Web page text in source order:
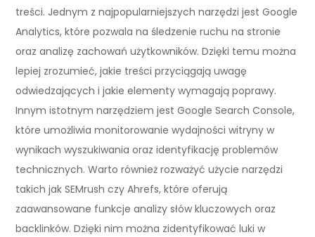
treści. Jednym z najpopularniejszych narzędzi jest Google
Analytics, które pozwala na śledzenie ruchu na stronie
oraz analizę zachowań użytkowników. Dzięki temu można
lepiej zrozumieć, jakie treści przyciągają uwagę
odwiedzających i jakie elementy wymagają poprawy.
Innym istotnym narzędziem jest Google Search Console,
które umożliwia monitorowanie wydajności witryny w
wynikach wyszukiwania oraz identyfikację problemów
technicznych. Warto również rozważyć użycie narzędzi
takich jak SEMrush czy Ahrefs, które oferują
zaawansowane funkcje analizy słów kluczowych oraz
backlinków. Dzięki nim można zidentyfikować luki w